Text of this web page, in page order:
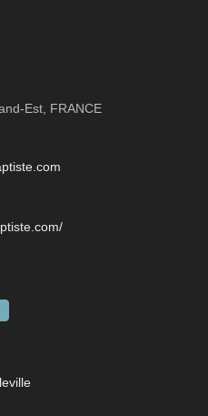
Est, FRANCE